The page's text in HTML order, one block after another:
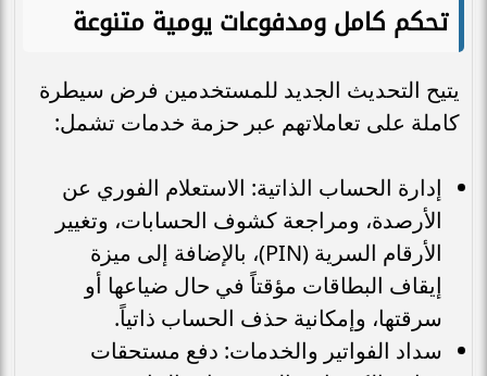
تحكم كامل ومدفوعات يومية متنوعة
يتيح التحديث الجديد للمستخدمين فرض سيطرة
كاملة على تعاملاتهم عبر حزمة خدمات تشمل:
إدارة الحساب الذاتية: الاستعلام الفوري عن
الأرصدة، ومراجعة كشوف الحسابات، وتغيير
الأرقام السرية (PIN)، بالإضافة إلى ميزة
إيقاف البطاقات مؤقتاً في حال ضياعها أو
سرقتها، وإمكانية حذف الحساب ذاتياً.
سداد الفواتير والخدمات: دفع مستحقات